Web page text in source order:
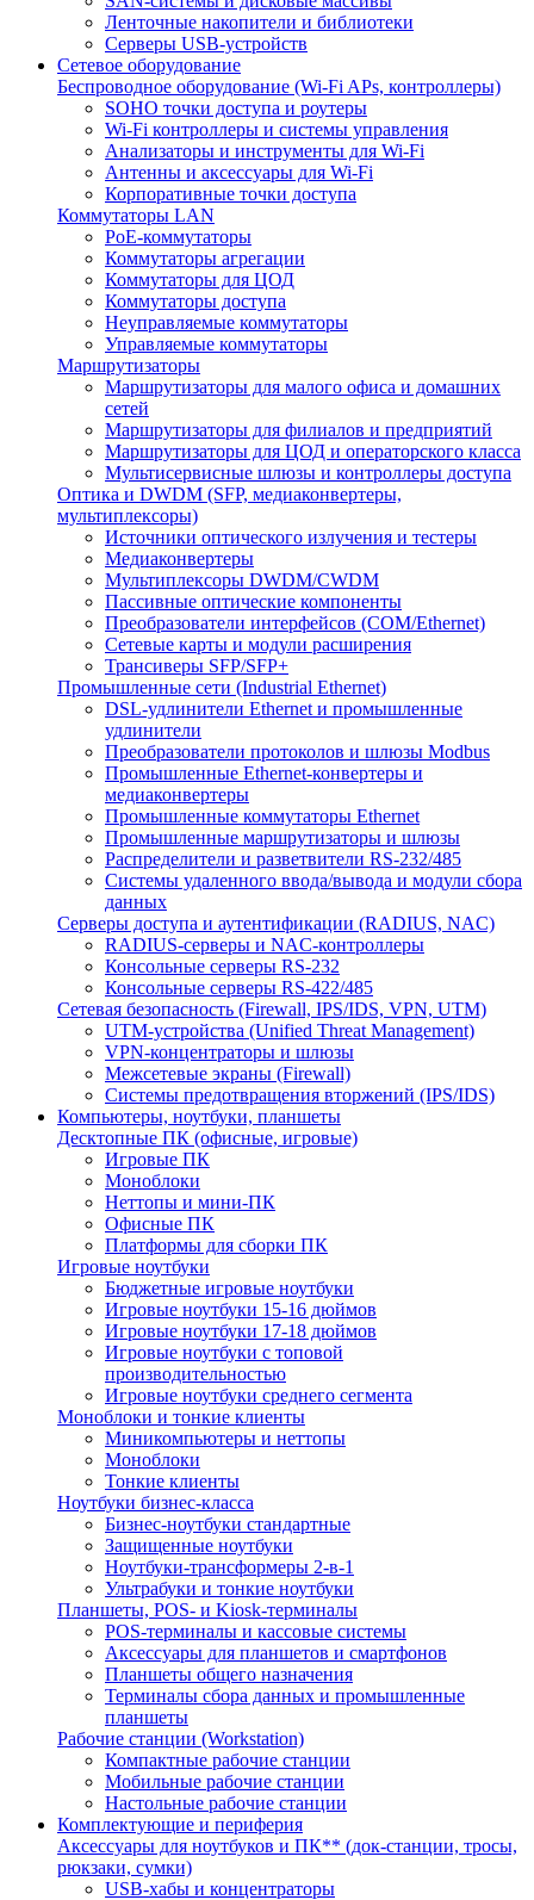
Ленточные накопители и библиотеки
Серверы USB-устройств
Сетевое оборудование
Беспроводное оборудование (Wi-Fi APs, контроллеры)
SOHO точки доступа и роутеры
Wi-Fi контроллеры и системы управления
Анализаторы и инструменты для Wi-Fi
Антенны и аксессуары для Wi-Fi
Корпоративные точки доступа
Коммутаторы LAN
PoE-коммутаторы
Коммутаторы агрегации
Коммутаторы для ЦОД
Коммутаторы доступа
Неуправляемые коммутаторы
Управляемые коммутаторы
Маршрутизаторы
Маршрутизаторы для малого офиса и домашних
сетей
Маршрутизаторы для филиалов и предприятий
Маршрутизаторы для ЦОД и операторского класса
Мультисервисные шлюзы и контроллеры доступа
Оптика и DWDM (SFP, медиаконвертеры,
мультиплексоры)
Источники оптического излучения и тестеры
Медиаконвертеры
Мультиплексоры DWDM/CWDM
Пассивные оптические компоненты
Преобразователи интерфейсов (COM/Ethernet)
Сетевые карты и модули расширения
Трансиверы SFP/SFP+
Промышленные сети (Industrial Ethernet)
DSL-удлинители Ethernet и промышленные
удлинители
Преобразователи протоколов и шлюзы Modbus
Промышленные Ethernet-конвертеры и
медиаконвертеры
Промышленные коммутаторы Ethernet
Промышленные маршрутизаторы и шлюзы
Распределители и разветвители RS-232/485
Системы удаленного ввода/вывода и модули сбора
данных
Серверы доступа и аутентификации (RADIUS, NAC)
RADIUS-серверы и NAC-контроллеры
Консольные серверы RS-232
Консольные серверы RS-422/485
Сетевая безопасность (Firewall, IPS/IDS, VPN, UTM)
UTM-устройства (Unified Threat Management)
VPN-концентраторы и шлюзы
Межсетевые экраны (Firewall)
Системы предотвращения вторжений (IPS/IDS)
Компьютеры, ноутбуки, планшеты
Десктопные ПК (офисные, игровые)
Игровые ПК
Моноблоки
Неттопы и мини-ПК
Офисные ПК
Платформы для сборки ПК
Игровые ноутбуки
Бюджетные игровые ноутбуки
Игровые ноутбуки 15-16 дюймов
Игровые ноутбуки 17-18 дюймов
Игровые ноутбуки с топовой
производительностью
Игровые ноутбуки среднего сегмента
Моноблоки и тонкие клиенты
Миникомпьютеры и неттопы
Моноблоки
Тонкие клиенты
Ноутбуки бизнес-класса
Бизнес-ноутбуки стандартные
Защищенные ноутбуки
Ноутбуки-трансформеры 2-в-1
Ультрабуки и тонкие ноутбуки
Планшеты, POS- и Kiosk-терминалы
POS-терминалы и кассовые системы
Аксессуары для планшетов и смартфонов
Планшеты общего назначения
Терминалы сбора данных и промышленные
планшеты
Рабочие станции (Workstation)
Компактные рабочие станции
Мобильные рабочие станции
Настольные рабочие станции
Комплектующие и периферия
Аксессуары для ноутбуков и ПК** (док-станции, тросы,
рюкзаки, сумки)
USB-хабы и концентраторы